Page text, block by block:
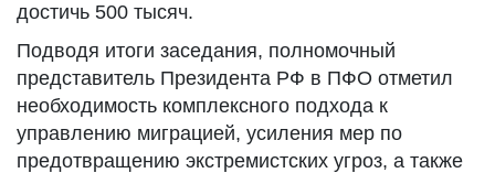
достичь 500 тысяч.
Подводя итоги заседания, полномочный
представитель Президента РФ в ПФО отметил
необходимость комплексного подхода к
управлению миграцией, усиления мер по
предотвращению экстремистских угроз, а также